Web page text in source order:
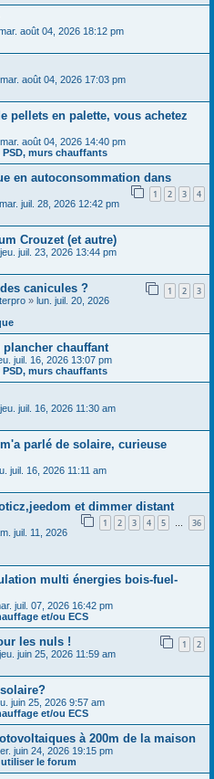
août 04, 2026 18:12 pm
mar. août 04, 2026 17:03 pm
pellets en palette, vous achetez
mar. août 04, 2026 14:40 pm
murs chauffants
en autoconsommation dans
1 2 3 4
mar. juil. 28, 2026 12:42 pm
Crouzet (et autre)
jeu. juil. 23, 2026 13:44 pm
canicules ? 1 2 3
» lun. juil. 20, 2026
chauffant
juil. 16, 2026 13:07 pm
murs chauffants
jeu. juil. 16, 2026 11:30 am
parlé de solaire, curieuse
juil. 16, 2026 11:11 am
et dimmer distant
1 2 3 4 5 … 36
juil. 11, 2026
multi énergies bois-fuel-
juil. 07, 2026 16:42 pm
et/ou ECS
les nuls ! 1 2
jeu. juin 25, 2026 11:59 am
juin 25, 2026 9:57 am
et/ou ECS
à 200m de la maison
juin 24, 2026 19:15 pm
le forum